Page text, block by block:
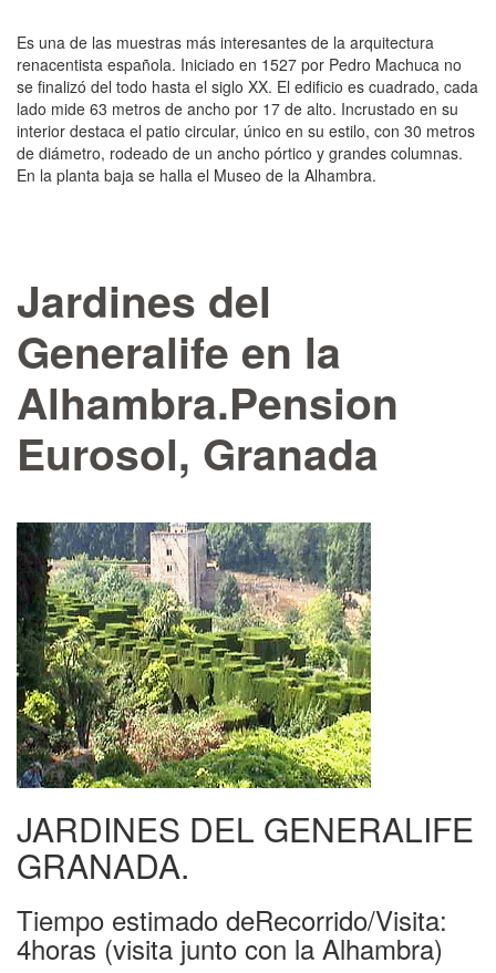
Es una de las mues­tras más interesantes de la arquitectura
renacentista española. Iniciado en 1527 por Pedro Machuca no
se finalizó del todo hasta el siglo XX. El edi­ficio es cuadrado, cada
lado mide 63 metros de ancho por 17 de alto. Incrustado en su
interior destaca el patio circular, único en su estilo, con 30 metros
de diámetro, rodeado de un ancho pórti­co y grandes columnas.
En la planta baja se halla el Museo de la Alhambra.
Jardines del
Generalife en la
Alhambra.Pension
Eurosol, Granada
JARDINES DEL GENERALIFE
GRANADA.
Tiempo estimado deRecorrido/Visita:
4horas (visita junto con la Alhambra)